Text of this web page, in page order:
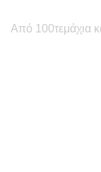
Από 100τεμάχια